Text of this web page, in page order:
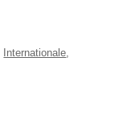
Internationale,